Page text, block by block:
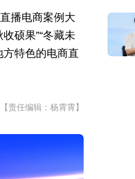
播电商案例大
硕果”“冬藏未
特色的电商直
【责任编辑：杨霄霄】